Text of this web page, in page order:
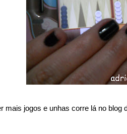
mais jogos e unhas corre lá no blog